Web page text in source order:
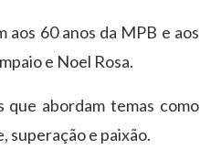
aos 60 anos da MPB e aos
e Noel Rosa.
abordam temas como
superação e paixão.